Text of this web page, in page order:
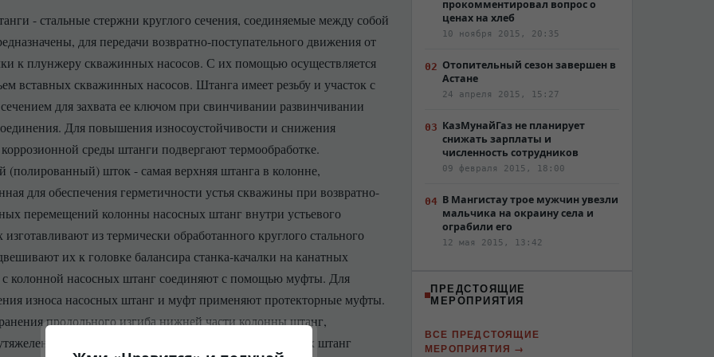
- стальные стержни круглого сечения, соединяемые между собой
для передачи возвратно-поступательного движения от
к плунжеру скважинных насосов. С их помощью осуществляется
вставных скважинных насосов. Штанга имеет резьбу и участок с
для захвата ее ключом при свинчивании развинчивании
Для повышения износоустойчивости и снижения
коррозионной среды штанги подвергают термообработке.
(полированный) шток - самая верхняя штанга в колонне,
для обеспечения герметичности устья скважины при возвратно-
перемещений колонны насосных штанг внутри устьевого
из термически обработанного круглого стального
их к головке балансира станка-качалки на канатных
с колонной насосных штанг соединяют с помощью муфты. Для
износа насосных штанг и муфт применяют протекторные муфты.
продольного изгиба нижней части колонны штанг,
низ. Собирается он из сплошных трубчатых штанг
прокомментировал вопрос о
ценах на хлеб
10 ноября 2015, 20:35
Отопительный сезон завершен в
Астане
24 апреля 2015, 15:27
КазМунайГаз не планирует
снижать зарплаты и
численность сотрудников
09 февраля 2015, 18:00
В Мангистау трое мужчин увезли
мальчика на окраину села и
ограбили его
12 мая 2015, 13:42
ПРЕДСТОЯЩИЕ
МЕРОПРИЯТИЯ
ВСЕ ПРЕДСТОЯЩИЕ
МЕРОПРИЯТИЯ